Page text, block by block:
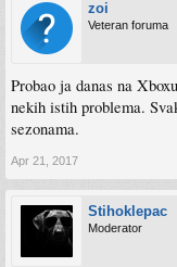
zoi
Veteran foruma
Probao ja danas na
nekih istih problema.
sezonama.
Apr 21, 2017
Stihoklepac
Moderator